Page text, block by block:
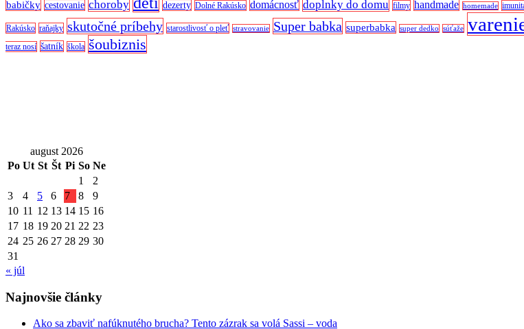
babičky cestovanie choroby dezerty Dolné Rakúsko domácnosť doplnky do domu filmy handmade homemade
Rakúsko raňajky skutočné príbehy starostlivosť o pleť stravovanie Super babka superbabka super dedko súťaže
teraz nosí šatník škola šoubiznis
august 2026
Po Ut St Št Pi So Ne
1
2
3
4 5 6 7 8
9
10 11 12 13 14 15 16
17 18 19 20 21 22 23
24 25 26 27 28 29 30
31
« júl
Najnovšie články
Ako sa zbaviť nafúknutého brucha? Tento zázrak sa volá Sassi – voda